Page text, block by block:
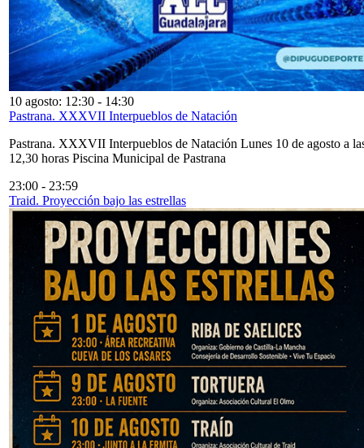
10 agosto: 12:30 - 14:30
Pastrana. XXXVII Interpueblos de Natación
Pastrana. XXXVII Interpueblos de Natación Lunes 10 de agosto a
12,30 horas Piscina Municipal de Pastrana
23:00 - 23:59
Traid. Proyección bajo las estrellas